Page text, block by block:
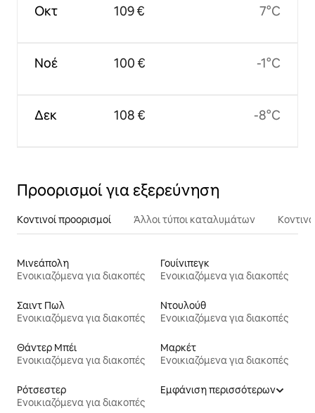
Οκτ
Νοέ
Δεκ
109 €
100 €
108 €
7°C
-1°C
-8°C
Προορισμοί για εξερεύνηση
Κοντινοί προορισμοί Άλλοι τύποι καταλυμάτων
Μινεάπολη
Ενοικιαζόμενα για διακοπές
Γουίνιπεγκ
Ενοικιαζόμενα για διακοπές
Σαιντ Πωλ
Ενοικιαζόμενα για διακοπές
Ντουλούθ
Ενοικιαζόμενα για διακοπές
Θάντερ Μπέι
Ενοικιαζόμενα για διακοπές
Μαρκέτ
Ενοικιαζόμενα για διακοπές
Ρότσεστερ
Ενοικιαζόμενα για διακοπές
Εμφάνιση περισσότερων